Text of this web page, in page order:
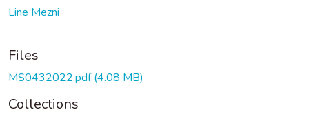
Line Mezni
Files
MS0432022.pdf(4.08 MB)
Collections